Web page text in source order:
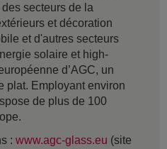
secteurs de la
et décoration
et d'autres secteurs
solaire et high-
d’AGC, un
plat. Employant environ
de plus de 100
: www.agc-glass.eu (site